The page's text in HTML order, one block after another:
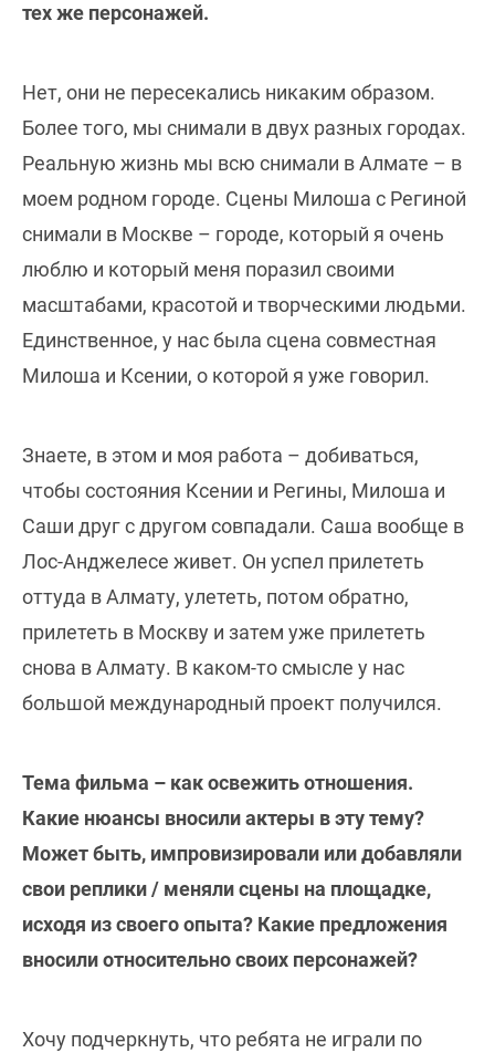
тех же персонажей.
Нет, они не пересекались никаким образом.
Более того, мы снимали в двух разных городах.
Реальную жизнь мы всю снимали в Алмате – в
моем родном городе. Сцены Милоша с Региной
снимали в Москве – городе, который я очень
люблю и который меня поразил своими
масштабами, красотой и творческими людьми.
Единственное, у нас была сцена совместная
Милоша и Ксении, о которой я уже говорил.
Знаете, в этом и моя работа – добиваться,
чтобы состояния Ксении и Регины, Милоша и
Саши друг с другом совпадали. Саша вообще в
Лос-Анджелесе живет. Он успел прилететь
оттуда в Алмату, улететь, потом обратно,
прилететь в Москву и затем уже прилететь
снова в Алмату. В каком-то смысле у нас
большой международный проект получился.
Тема фильма – как освежить отношения.
Какие нюансы вносили актеры в эту тему?
Может быть, импровизировали или добавляли
свои реплики / меняли сцены на площадке,
исходя из своего опыта? Какие предложения
вносили относительно своих персонажей?
Хочу подчеркнуть, что ребята не играли по